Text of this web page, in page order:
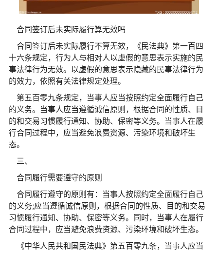
合同签订后未实际履行算无效吗
合同签订后未实际履行不算无效，《民法典》第一百四
十六条规定，行为人与相对人以虚假的意思表示实施的民
事法律行为无效。以虚假的意思表示隐藏的民事法律行为
的效力，依照有关法律规定处理。
第五百零九条规定，当事人应当按照约定全面履行自己
的义务。当事人应当遵循诚信原则，根据合同的性质、目
的和交易习惯履行通知、协助、保密等义务。当事人在履
行合同过程中，应当避免浪费资源、污染环境和破坏生
态。
三、
合同履行需要遵守的原则
合同履行遵守的原则有：当事人按照约定全面履行自己
的义务;应当遵循诚信原则，根据合同的性质、目的和交易
习惯履行通知、协助、保密等义务。同时，当事人在履行
合同过程中，应当避免浪费资源、污染环境和破坏生态。
《中华人民共和国民法典》第五百零九条，当事人应当